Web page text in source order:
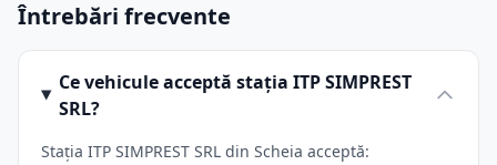
Întrebări frecvente
Ce vehicule acceptă stația ITP SIMPREST
SRL?
Stația ITP SIMPREST SRL din Scheia acceptă: